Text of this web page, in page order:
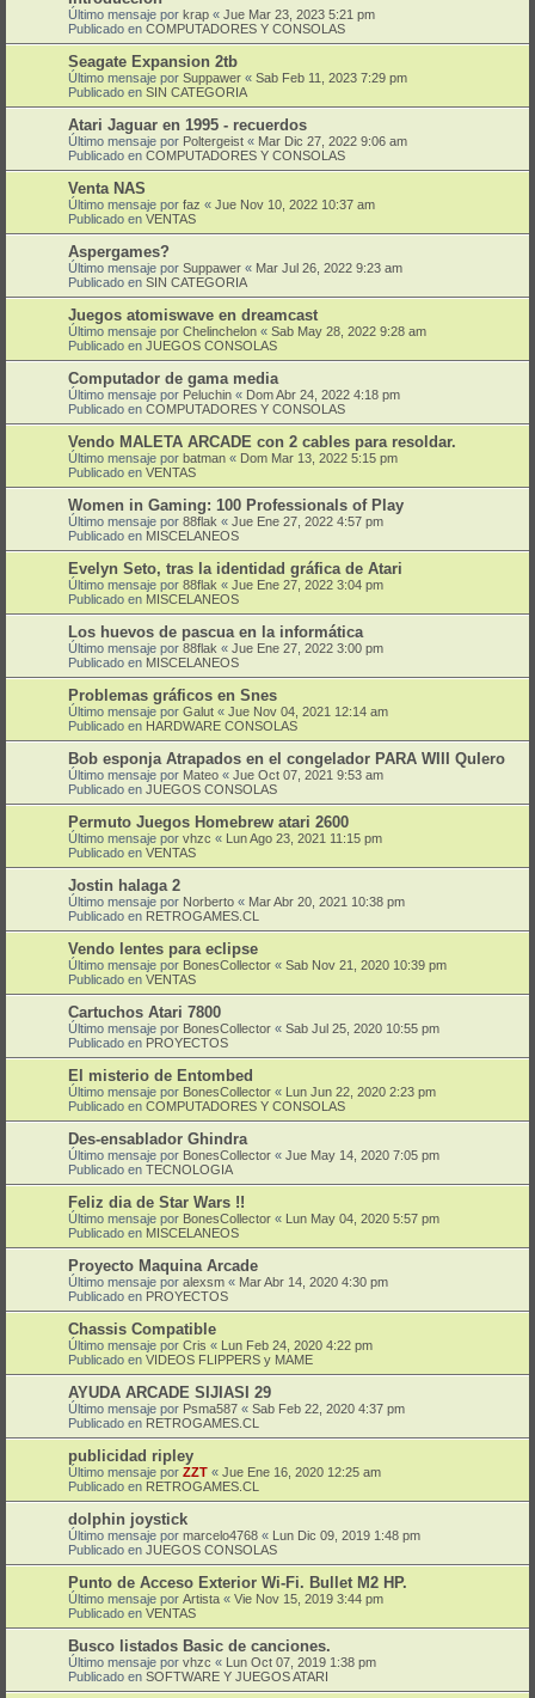
Último mensaje por krap « Jue Mar 23, 2023 5:21 pm
Publicado en COMPUTADORES Y CONSOLAS
Seagate Expansion 2tb
Último mensaje por Suppawer « Sab Feb 11, 2023 7:29 pm
Publicado en SIN CATEGORIA
Atari Jaguar en 1995 - recuerdos
Último mensaje por Poltergeist « Mar Dic 27, 2022 9:06 am
Publicado en COMPUTADORES Y CONSOLAS
Venta NAS
Último mensaje por faz « Jue Nov 10, 2022 10:37 am
Publicado en VENTAS
Aspergames?
Último mensaje por Suppawer « Mar Jul 26, 2022 9:23 am
Publicado en SIN CATEGORIA
Juegos atomiswave en dreamcast
Último mensaje por Chelinchelon « Sab May 28, 2022 9:28 am
Publicado en JUEGOS CONSOLAS
Computador de gama media
Último mensaje por Peluchin « Dom Abr 24, 2022 4:18 pm
Publicado en COMPUTADORES Y CONSOLAS
Vendo MALETA ARCADE con 2 cables para resoldar.
Último mensaje por batman « Dom Mar 13, 2022 5:15 pm
Publicado en VENTAS
Women in Gaming: 100 Professionals of Play
Último mensaje por 88flak « Jue Ene 27, 2022 4:57 pm
Publicado en MISCELANEOS
Evelyn Seto, tras la identidad gráfica de Atari
Último mensaje por 88flak « Jue Ene 27, 2022 3:04 pm
Publicado en MISCELANEOS
Los huevos de pascua en la informática
Último mensaje por 88flak « Jue Ene 27, 2022 3:00 pm
Publicado en MISCELANEOS
Problemas gráficos en Snes
Último mensaje por Galut « Jue Nov 04, 2021 12:14 am
Publicado en HARDWARE CONSOLAS
Bob esponja Atrapados en el congelador PARA WIII QuIero
Último mensaje por Mateo « Jue Oct 07, 2021 9:53 am
Publicado en JUEGOS CONSOLAS
Permuto Juegos Homebrew atari 2600
Último mensaje por vhzc « Lun Ago 23, 2021 11:15 pm
Publicado en VENTAS
Jostin halaga 2
Último mensaje por Norberto « Mar Abr 20, 2021 10:38 pm
Publicado en RETROGAMES.CL
Vendo lentes para eclipse
Último mensaje por BonesCollector « Sab Nov 21, 2020 10:39 pm
Publicado en VENTAS
Cartuchos Atari 7800
Último mensaje por BonesCollector « Sab Jul 25, 2020 10:55 pm
Publicado en PROYECTOS
El misterio de Entombed
Último mensaje por BonesCollector « Lun Jun 22, 2020 2:23 pm
Publicado en COMPUTADORES Y CONSOLAS
Des-ensablador Ghindra
Último mensaje por BonesCollector « Jue May 14, 2020 7:05 pm
Publicado en TECNOLOGIA
Feliz dia de Star Wars !!
Último mensaje por BonesCollector « Lun May 04, 2020 5:57 pm
Publicado en MISCELANEOS
Proyecto Maquina Arcade
Último mensaje por alexsm « Mar Abr 14, 2020 4:30 pm
Publicado en PROYECTOS
Chassis Compatible
Último mensaje por Cris « Lun Feb 24, 2020 4:22 pm
Publicado en VIDEOS FLIPPERS y MAME
AYUDA ARCADE SIJIASI 29
Último mensaje por Psma587 « Sab Feb 22, 2020 4:37 pm
Publicado en RETROGAMES.CL
publicidad ripley
Último mensaje por ZZT « Jue Ene 16, 2020 12:25 am
Publicado en RETROGAMES.CL
dolphin joystick
Último mensaje por marcelo4768 « Lun Dic 09, 2019 1:48 pm
Publicado en JUEGOS CONSOLAS
Punto de Acceso Exterior Wi-Fi. Bullet M2 HP.
Último mensaje por Artista « Vie Nov 15, 2019 3:44 pm
Publicado en VENTAS
Busco listados Basic de canciones.
Último mensaje por vhzc « Lun Oct 07, 2019 1:38 pm
Publicado en SOFTWARE Y JUEGOS ATARI